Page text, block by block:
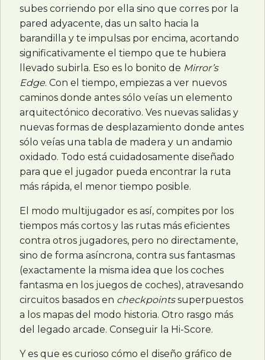
subes corriendo por ella sino que corres por la
pared adyacente, das un salto hacia la
barandilla y te impulsas por encima, acortando
significativamente el tiempo que te hubiera
llevado subirla. Eso es lo bonito de Mirror’s
Edge. Con el tiempo, empiezas a ver nuevos
caminos donde antes sólo veías un elemento
arquitectónico decorativo. Ves nuevas salidas y
nuevas formas de desplazamiento donde antes
sólo veías una tabla de madera y un andamio
oxidado. Todo está cuidadosamente diseñado
para que el jugador pueda encontrar la ruta
más rápida, el menor tiempo posible.
El modo multijugador es así, compites por los
tiempos más cortos y las rutas más eficientes
contra otros jugadores, pero no directamente,
sino de forma asíncrona, contra sus fantasmas
(exactamente la misma idea que los coches
fantasma en los juegos de coches), atravesando
circuitos basados en checkpointssuperpuestos
a los mapas del modo historia. Otro rasgo más
del legado arcade. Conseguir la Hi-Score.
Y es que es curioso cómo el diseño gráfico de